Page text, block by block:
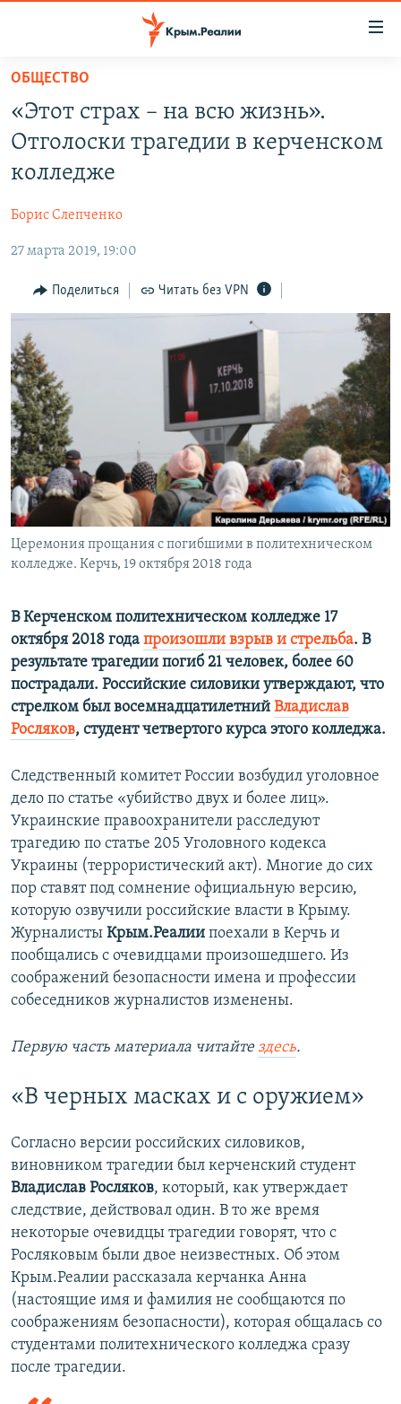
Вернуться
основному
содержанию
главной
навигации
Вернутся
поиску
СПЕЦПРОЕКТЫ
ЕЩЕ
ИНТЕРАКТИВ
ИНФОГРАФИКА
СОВЕТЫ ПРАВОЗАЩИТНИКОВ
ПРОПАВШИЕ БЕЗ ВЕСТИ
ПОБЕДИТЕЛЕЙ НЕ СУДЯТ?
КРЫМ.НЕПОКОРЕННЫЙ
ELIFBE
УКРАИНСКАЯ ПРОБЛЕМА КРЫМА
РАДІО СВОБОДА
КАК ОБОЙТИ БЛОКИРОВКУ
Українською
Qırımtatar
ПРИСОЕДИНЯЙТЕСЬ!
Все сайты RFE/RL
ОБЩЕСТВО
«Этот страх – на всю жизнь».
Отголоски трагедии в керченском
колледже
Борис Слепченко
27 марта 2019, 19:00
Поделиться Читать без VPN
Церемония прощания с погибшими в политехническом
колледже. Керчь, 19 октября 2018 года
В Керченском политехническом колледже 17
октября 2018 года произошли взрыв и стрельба. В
результате трагедии погиб 21 человек, более 60
пострадали. Российские силовики утверждают, что
стрелком был восемнадцатилетний Владислав
Росляков, студент четвертого курса этого колледжа.
Следственный комитет России возбудил уголовное
дело по статье «убийство двух и более лиц».
Украинские правоохранители расследуют
трагедию по статье 205 Уголовного кодекса
Украины (террористический акт). Многие до сих
пор ставят под сомнение официальную версию,
которую озвучили российские власти в Крыму.
Журналисты Крым.Реалии поехали в Керчь и
пообщались с очевидцами произошедшего. Из
соображений безопасности имена и профессии
собеседников журналистов изменены.
Первую часть материала читайтездесь.
«В черных масках и с оружием»
Согласно версии российских силовиков,
виновником трагедии был керченский студент
Владислав Росляков, который, как утверждает
следствие, действовал один. В то же время
некоторые очевидцы трагедии говорят, что с
Росляковым были двое неизвестных. Об этом
Крым.Реалии рассказала керчанка Анна
(настоящие имя и фамилия не сообщаются по
соображениям безопасности), которая общалась со
студентами политехнического колледжа сразу
после трагедии.